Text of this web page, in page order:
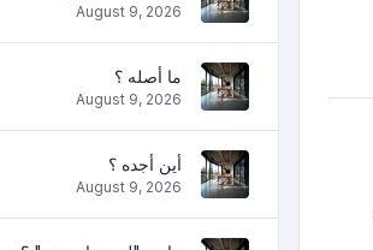
August 9, 2026
ما أصله ؟
August 9, 2026
أين أجده ؟
August 9, 2026